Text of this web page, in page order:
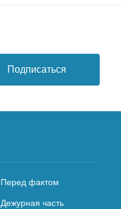
Подписаться
Перед фактом
Дежурная часть